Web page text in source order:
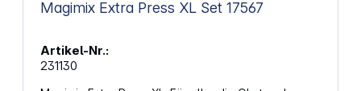
Magimix Extra Press XL Set 17567
Artikel-Nr.:
231130